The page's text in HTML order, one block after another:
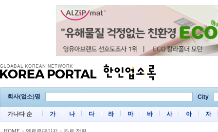
회사(업소)명 City
가나다 순 가 나 다 라 마 바 사 아 자